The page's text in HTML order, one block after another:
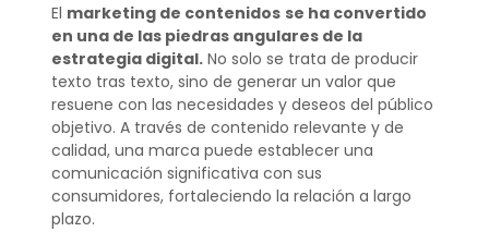
El marketing de contenidos se ha convertido
en una de las piedras angulares de la
estrategia digital.No solo se trata de producir
texto tras texto, sino de generar un valor que
resuene con las necesidades y deseos del público
objetivo. A través de contenido relevante y de
calidad, una marca puede establecer una
comunicación significativa con sus
consumidores, fortaleciendo la relación a largo
plazo.